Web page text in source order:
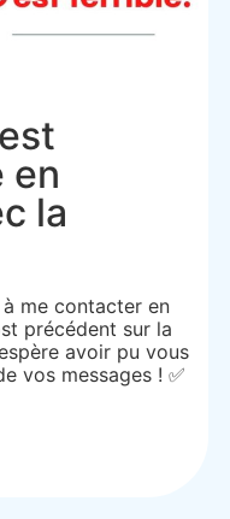
en
la
me contacter en
précédent sur la
avoir pu vous
vos messages ! ✅